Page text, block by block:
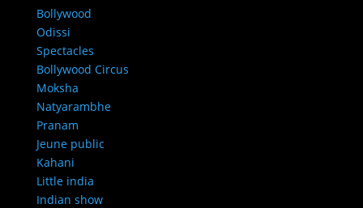
Bollywood
Odissi
Spectacles
Bollywood Circus
Moksha
Natyarambhe
Pranam
Jeune public
Kahani
Little india
Indian show